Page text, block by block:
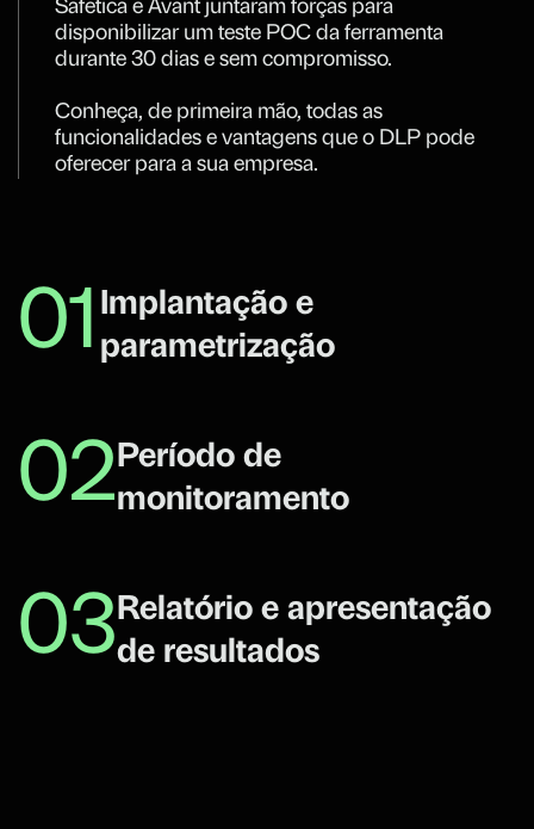
Safetica e Avant juntaram forças para
disponibilizar um teste POC da ferramenta
durante 30 dias e sem compromisso.
Conheça, de primeira mão, todas as
funcionalidades e vantagens que o DLP pode
oferecer para a sua empresa.
01 Implantação e
parametrização
02Período de
monitoramento
03Relatório e apresentação
de resultados